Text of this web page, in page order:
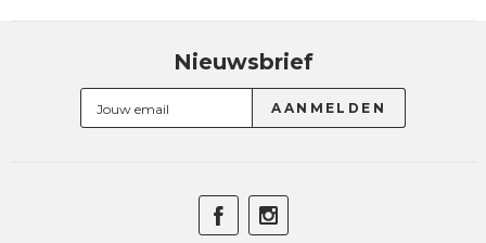
Nieuwsbrief